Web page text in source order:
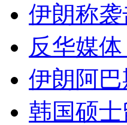
伊朗称
反华媒
伊朗阿
韩国硕